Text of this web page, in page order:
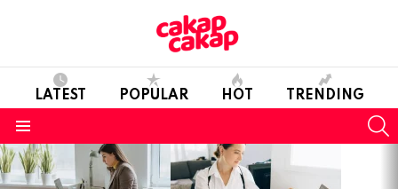
LATEST POPULAR HOT TRENDING
LATEST
STORIES